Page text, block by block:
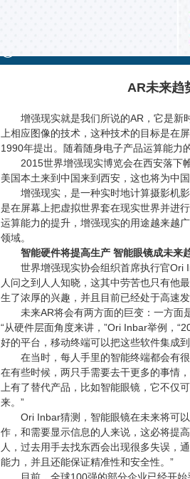
AR未来趋
增强现实就是我们所说的AR，它是新
上相应图像的技术，这种技术的目标是在
1990年提出。随着随身电子产品运算能力
2015世界增强现实博览会在西安落下
美国本土来到中国来到西安，这也将为中
增强现实，是一种实时地计算摄影机影
是在屏幕上把虚拟世界套在现实世界并进
运算能力的提升，增强现实的用途越来越
领域。
智能硬件将提高生产 智能眼镜成未来
世界增强现实协会组织首席执行官Ori
人问之到人人知晓，这其中劳苦也只有他
生了浓厚的兴趣，并且目前已经处于高速
未来AR将会有两方面的巨变：一方面是
“从硬件层面角度来讲，”Ori Inbar举例，
好的平台，移动终端可以把这些软件集成
在当时，每人手里的智能终端都会有很
在有些时候，两只手需要去干更多的事情
上有了替代产品，比如智能眼镜，它不仅
来。”
Ori Inbar猜测，智能眼镜在未来将可以
作，和需要显示信息的人来说，这必将提
人，过去用手去找东西会出现很多失误，
能力，并且还能保证精准性和安全性。”